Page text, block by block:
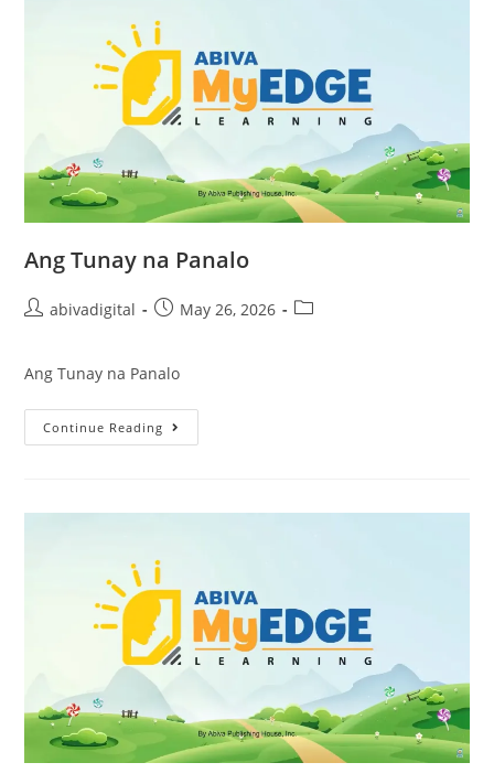
Ang Tunay na Panalo
abivadigital May 26, 2026
Ang Tunay na Panalo
Continue Reading